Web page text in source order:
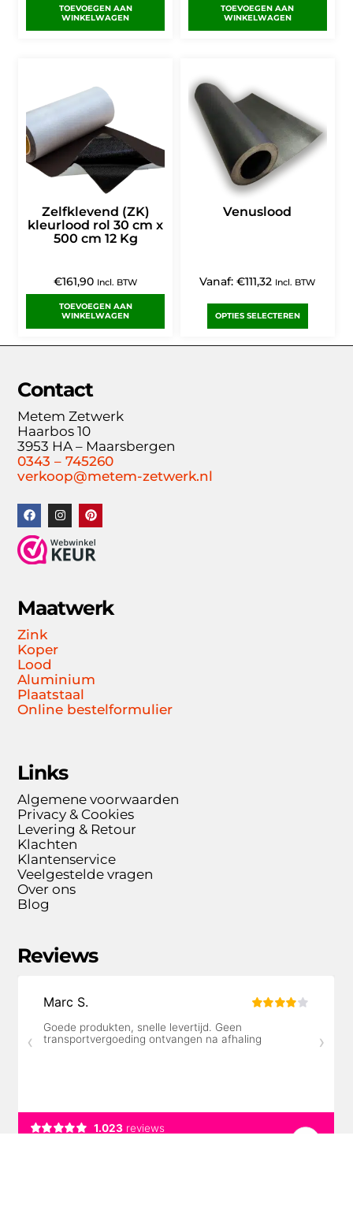
TOEVOEGEN AAN
WINKELWAGEN
TOEVOEGEN AAN
WINKELWAGEN
Zelfklevend (ZK)
kleurlood rol 30 cm x
500 cm 12 Kg
€161,90 Incl. BTW
TOEVOEGEN AAN
WINKELWAGEN
Venuslood
Vanaf:€111,32 Incl. BTW
OPTIES SELECTEREN
Contact
Metem Zetwerk
Haarbos 10
3953 HA – Maarsbergen
0343 – 745260
verkoop@metem-zetwerk.nl
Maatwerk
Zink
Koper
Lood
Aluminium
Plaatstaal
Online bestelformulier
Links
Algemene voorwaarden
Privacy & Cookies
Levering & Retour
Klachten
Klantenservice
Veelgestelde vragen
Over ons
Blog
Reviews